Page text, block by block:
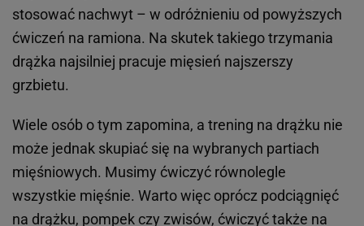
stosować nachwyt – w odróżnieniu od powyższych
ćwiczeń na ramiona. Na skutek takiego trzymania
drążka najsilniej pracuje mięsień najszerszy
grzbietu.
Wiele osób o tym zapomina, a trening na drążku nie
może jednak skupiać się na wybranych partiach
mięśniowych. Musimy ćwiczyć równolegle
wszystkie mięśnie. Warto więc oprócz podciągnięć
na drążku, pompek czy zwisów, ćwiczyć także na